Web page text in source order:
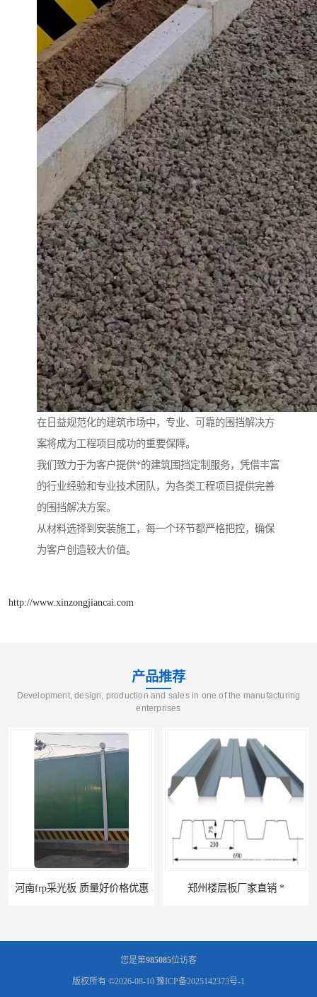
在日益规范化的建筑市场中，专业、可靠的围挡解决方
案将成为工程项目成功的重要保障。
我们致力于为客户提供*的建筑围挡定制服务，凭借丰富
的行业经验和专业技术团队，为各类工程项目提供完善
的围挡解决方案。
从材料选择到安装施工，每一个环节都严格把控，确保
为客户创造较大价值。
http://www.xinzongjiancai.com
产品推荐
Development, design, production and sales in one of the manufacturing
enterprises
郑州楼层板厂家直销 *
您是第985085位访客
版权所有 ©2026-08-10 豫ICP备2025142373号-1